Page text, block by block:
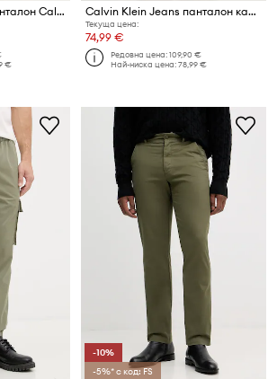
Памучен спортен панталон Calvin Klein Jeans
€
Calvin Klein Jeans панталон карго мъжки с лен
Текуща цена:
74,99 €
Редовна цена:109,90 €
Най-ниска цена:78,99 €
-10%
-5%* с код: FS